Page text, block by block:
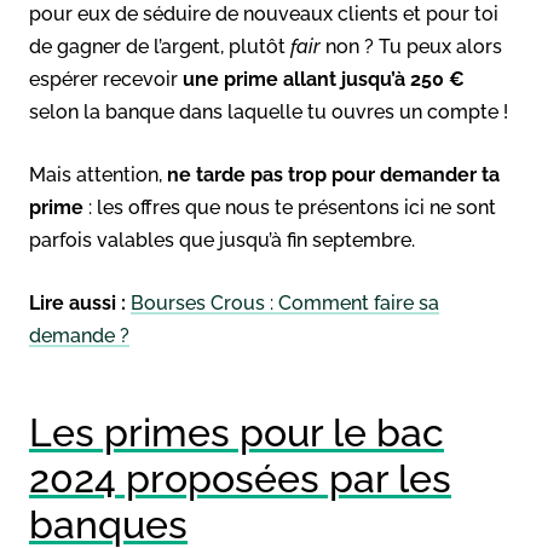
pour eux de séduire de nouveaux clients et pour toi
de gagner de l’argent, plutôt fair non ? Tu peux alors
espérer recevoir une prime allant jusqu’à 250 €
selon la banque dans laquelle tu ouvres un compte !
Mais attention, ne tarde pas trop pour demander ta
prime : les offres que nous te présentons ici ne sont
parfois valables que jusqu’à fin septembre.
Lire aussi : Bourses Crous : Comment faire sa
demande ?
Les primes pour le bac
2024 proposées par les
banques